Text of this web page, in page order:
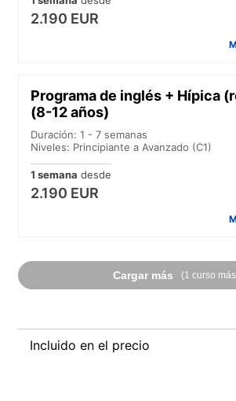
2.190 EUR
Programa de inglés + Hípica
(8-12 años)
Duración: 1 - 7 semanas
Niveles: Principiante a Avanzado (C1)
1 semana desde
2.190 EUR
Cargar más (1 curso
Incluido en el precio